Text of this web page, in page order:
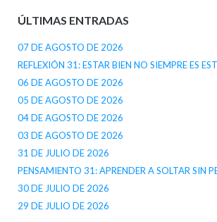
ÚLTIMAS ENTRADAS
07 DE AGOSTO DE 2026
REFLEXIÓN 31: ESTAR BIEN NO SIEMPRE ES
06 DE AGOSTO DE 2026
05 DE AGOSTO DE 2026
04 DE AGOSTO DE 2026
03 DE AGOSTO DE 2026
31 DE JULIO DE 2026
PENSAMIENTO 31: APRENDER A SOLTAR SIN
30 DE JULIO DE 2026
29 DE JULIO DE 2026